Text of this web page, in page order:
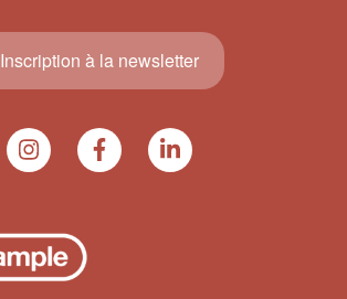
Inscription à la newsletter